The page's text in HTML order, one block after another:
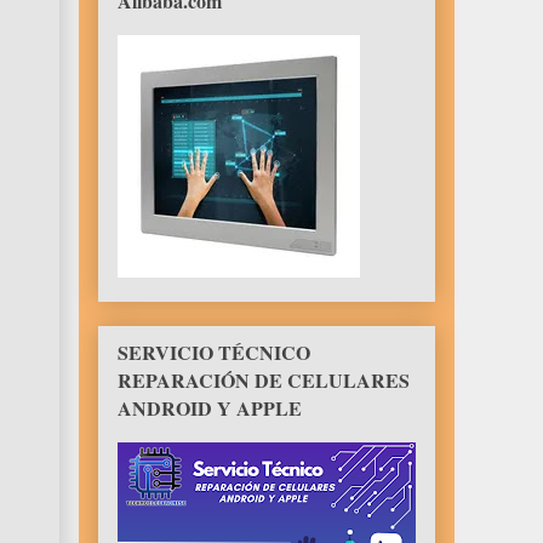
SERVICIO TÉCNICO
REPARACIÓN DE CELULARES
ANDROID Y APPLE